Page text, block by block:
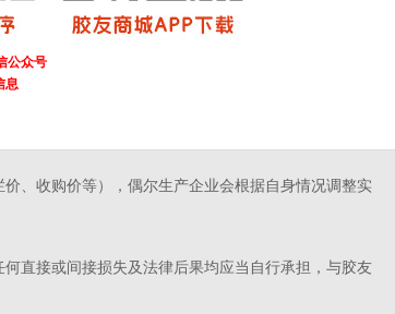
公众号
息
、收购价等），偶尔生产企业会根据自身情况调整实
直接或间接损失及法律后果均应当自行承担，与胶友